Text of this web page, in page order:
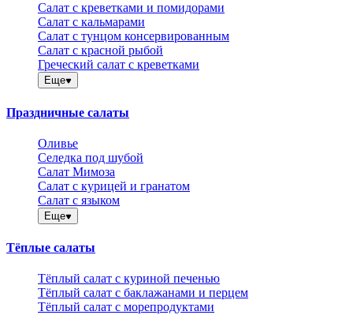
Салат с креветками и помидорами
Салат с кальмарами
Салат с тунцом консервированным
Салат с красной рыбой
Греческий салат с креветками
Еще
Праздничные салаты
Оливье
Селедка под шубой
Салат Мимоза
Салат с курицей и гранатом
Салат с языком
Еще
Тёплые салаты
Тёплый салат с куриной печенью
Тёплый салат с баклажанами и перцем
Тёплый салат с морепродуктами